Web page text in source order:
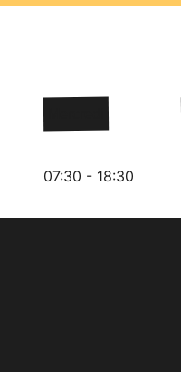
07:30 - 18:30